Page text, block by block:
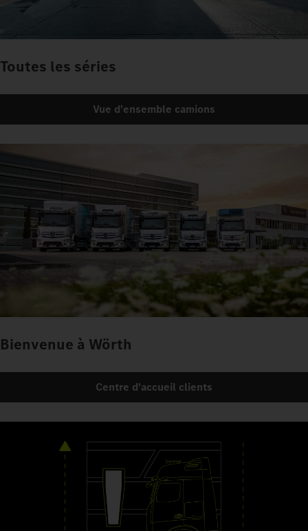
Toutes les séries
Vue d'ensemble camions
Bienvenue à Wörth
Centre d'accueil clients